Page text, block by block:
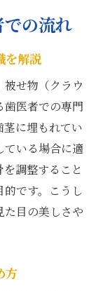
治療の安心
頼関係を築
療の適応場
ばす治療の
の流れ
を解説
せ物（クラウ
歯医者での専門
に埋もれてい
ている場合に適
調整すること
です。こうし
た目の美しさや
方